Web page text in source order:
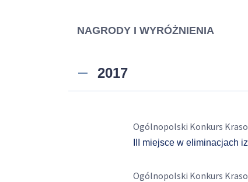
NAGRODY I WYRÓŻNIENIA
2017
Ogólnopolski Konkurs
III miejsce w eliminacjach
Ogólnopolski Konkurs